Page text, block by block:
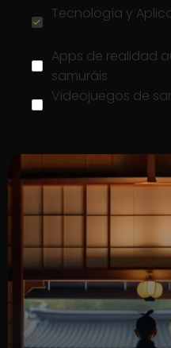
Tecnología y
Apps de realidad
samuráis
Videojuegos de